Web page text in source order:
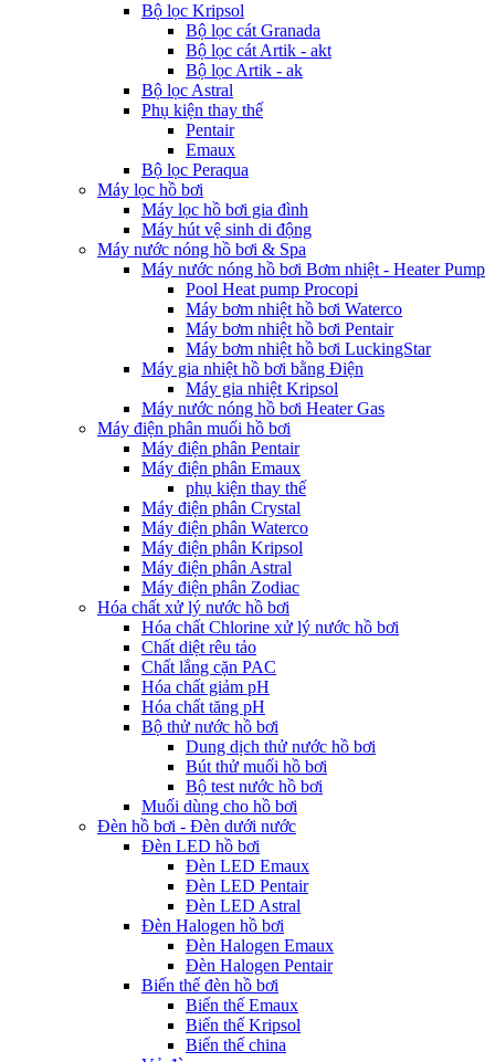
Bộ lọc Kripsol
Bộ lọc cát Granada
Bộ lọc cát Artik - akt
Bộ lọc Artik - ak
Bộ lọc Astral
Phụ kiện thay thế
Pentair
Emaux
Bộ lọc Peraqua
Máy lọc hồ bơi
Máy lọc hồ bơi gia đình
Máy hút vệ sinh di động
Máy nước nóng hồ bơi & Spa
Máy nước nóng hồ bơi Bơm nhiệt - Heater Pump
Pool Heat pump Procopi
Máy bơm nhiệt hồ bơi Waterco
Máy bơm nhiệt hồ bơi Pentair
Máy bơm nhiệt hồ bơi LuckingStar
Máy gia nhiệt hồ bơi bằng Điện
Máy gia nhiệt Kripsol
Máy nước nóng hồ bơi Heater Gas
Máy điện phân muối hồ bơi
Máy điện phân Pentair
Máy điện phân Emaux
phụ kiện thay thế
Máy điện phân Crystal
Máy điện phân Waterco
Máy điện phân Kripsol
Máy điện phân Astral
Máy điện phân Zodiac
Hóa chất xử lý nước hồ bơi
Hóa chất Chlorine xử lý nước hồ bơi
Chất diệt rêu tảo
Chất lắng cặn PAC
Hóa chất giảm pH
Hóa chất tăng pH
Bộ thử nước hồ bơi
Dung dịch thử nước hồ bơi
Bút thử muối hồ bơi
Bộ test nước hồ bơi
Muối dùng cho hồ bơi
Đèn hồ bơi - Đèn dưới nước
Đèn LED hồ bơi
Đèn LED Emaux
Đèn LED Pentair
Đèn LED Astral
Đèn Halogen hồ bơi
Đèn Halogen Emaux
Đèn Halogen Pentair
Biến thế đèn hồ bơi
Biến thế Emaux
Biến thế Kripsol
Biến thế china